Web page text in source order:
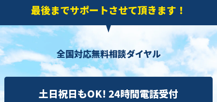
最後までサポートさせて頂きます！
全国対応無料相談ダイヤル
土日祝日もOK! 24時間電話受付